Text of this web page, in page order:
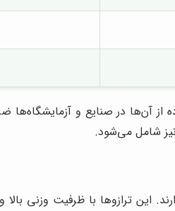
از آن‌ها در صنایع و
شامل می‌شود.
این ترازوها با ظرفیت وزنی